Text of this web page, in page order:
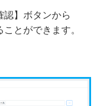
】ボタンから
とができます。